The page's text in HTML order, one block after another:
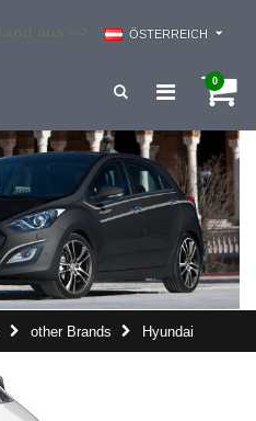
ÖSTERREICH
0
other Brands Hyundai